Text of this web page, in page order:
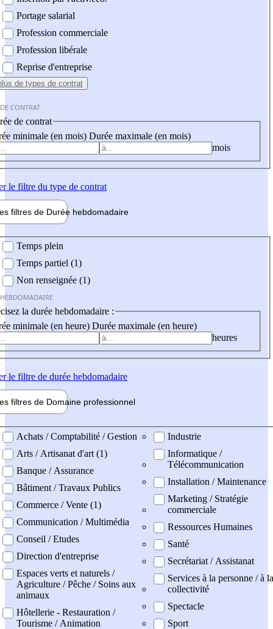
Portage salarial
Profession commerciale
Profession libérale
Reprise d'entreprise
de types de contrat
CONTRAT
de contrat
minimale (en mois) Durée maximale (en mois)
mois
le filtre du type de contrat
filtres de Durée hebdomadaire
Temps plein
Temps partiel (1)
Non renseignée (1)
la durée hebdomadaire :
minimale (en heure) Durée maximale (en heure)
heures
le filtre de durée hebdomadaire
filtres de Domaine professionnel
professionel
Achats / Comptabilité / Gestion
Arts / Artisanat d'art (1)
Banque / Assurance
Bâtiment / Travaux Publics
Commerce / Vente (1)
Communication / Multimédia
Conseil / Etudes
Direction d'entreprise
Espaces verts et naturels /
Agriculture / Pêche / Soins aux
animaux
Hôtellerie - Restauration /
Tourisme / Animation
Industrie
Informatique /
Télécommunication
Installation / Maintenance
Marketing / Stratégie
commerciale
Ressources Humaines
Santé
Secrétariat / Assistanat
Services à la personne / à la
collectivité
Spectacle
Sport